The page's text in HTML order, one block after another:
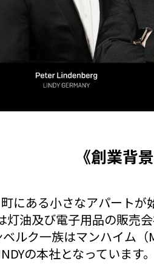
《創業背景
にある小さなアパート
油及び電子用品の販売
ルク一族はマンハイム
の本社となっています。